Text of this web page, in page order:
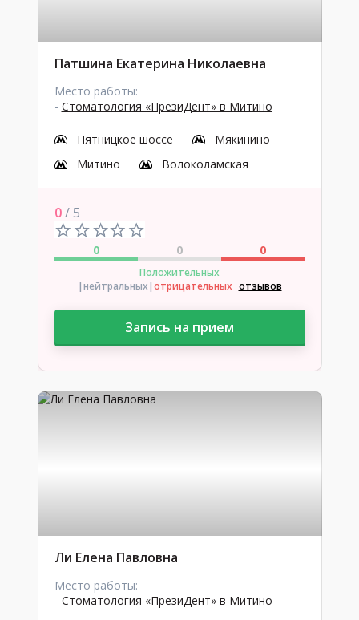
Патшина Екатерина Николаевна
Место работы:
- Стоматология «ПрезиДент» в Митино
Пятницкое шоссе
Мякинино
Митино
Волоколамская
0/ 5
0 0 0
Положительных
|нейтральных|отрицательных отзывов
Запись на прием
Ли Елена Павловна
Место работы:
- Стоматология «ПрезиДент» в Митино